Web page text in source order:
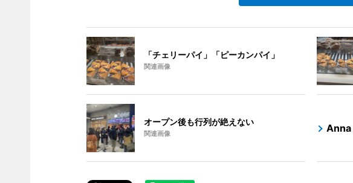
「チェリーパイ」「ピーカンパイ」
関連画像
オープン後も行列が絶えない
関連画像 Anna